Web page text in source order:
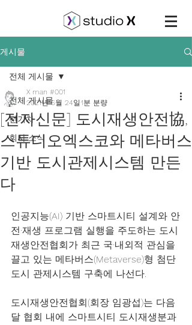
게시물
전체 게시물
전기차
회사 소식
전체 게시물
[전자신문] 도시재생안전協,
스튜디오엑스코와 메타버스
기반 도시관제시스템 만든
다
X man #001
2021년 6월 24일 1분 분량
인공지능(AI) 기반 스마트시티 설계와 안
전·재생 프로그램 실행을 주도하는 도시
재생안전협회가 최근 국·내외적 관심을
끌고 있는 메타버스(Metaverse)형 첨단
도시 관제시스템 구축에 나선다.
도시재생안전협회(회장 임광섭)는 다음
달 협회 내에 스마트시티 도시재생분과